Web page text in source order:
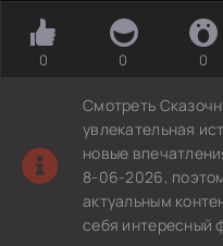
0 0 0
Смотреть
увлекательная
новые
8-06-2026,
актуальным
себя интересный